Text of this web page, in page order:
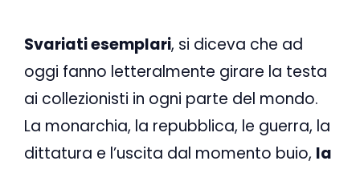
Svariati esemplari, si diceva che ad
oggi fanno letteralmente girare la testa
ai collezionisti in ogni parte del mondo.
La monarchia, la repubblica, le guerra, la
dittatura e l’uscita dal momento buio, la